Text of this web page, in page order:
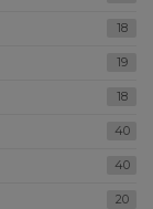
18
19
18
40
40
20